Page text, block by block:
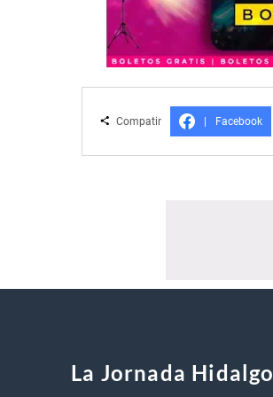
Compatir Facebook
La Jornada Hidalgo